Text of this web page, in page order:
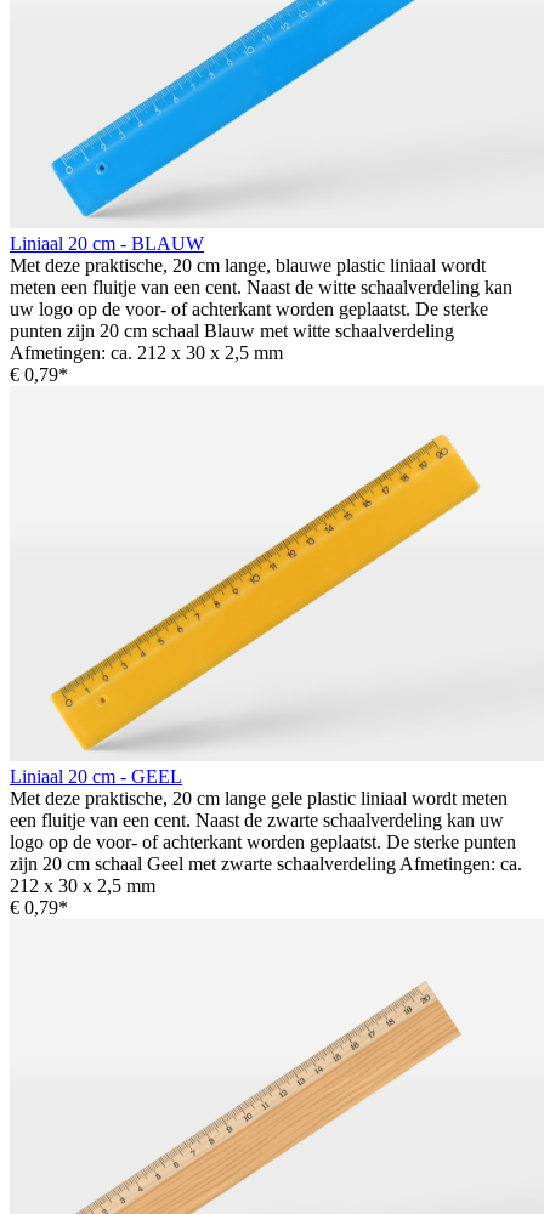
Liniaal 20 cm - BLAUW
Met deze praktische, 20 cm lange, blauwe plastic liniaal wordt
meten een fluitje van een cent. Naast de witte schaalverdeling kan
uw logo op de voor- of achterkant worden geplaatst. De sterke
punten zijn 20 cm schaal Blauw met witte schaalverdeling
Afmetingen: ca. 212 x 30 x 2,5 mm
€ 0,79*
Liniaal 20 cm - GEEL
Met deze praktische, 20 cm lange gele plastic liniaal wordt meten
een fluitje van een cent. Naast de zwarte schaalverdeling kan uw
logo op de voor- of achterkant worden geplaatst. De sterke punten
zijn 20 cm schaal Geel met zwarte schaalverdeling Afmetingen: ca.
212 x 30 x 2,5 mm
€ 0,79*